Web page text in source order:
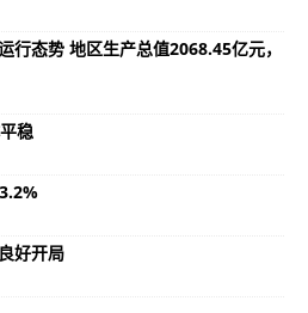
行态势 地区生产总值2068.45亿元，
稳
好开局